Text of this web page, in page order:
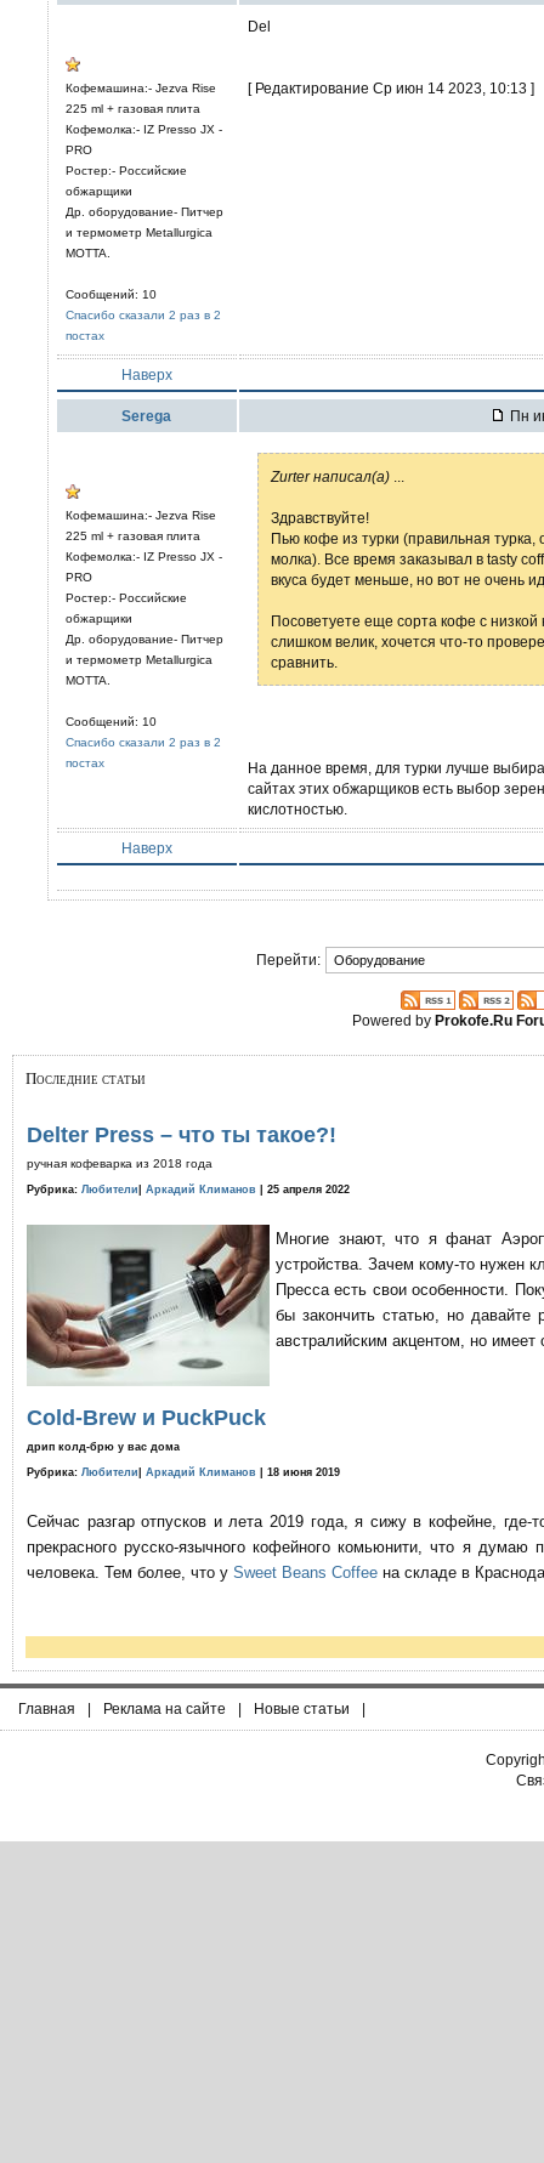
Кофемашина:- Jezva Rise
225 ml + газовая плита
Кофемолка:- IZ Presso JX -
PRO
Ростер:- Российские
обжарщики
Др. оборудование- Питчер
и термометр Metallurgica
MOTTA.
Сообщений: 10
Спасибо сказали 2 раз в 2
постах
Del
[ Редактирование Ср июн 14 2023, 10:13 ]
Наверх
Serega Пн
Кофемашина:- Jezva Rise
225 ml + газовая плита
Кофемолка:- IZ Presso JX -
PRO
Ростер:- Российские
обжарщики
Др. оборудование- Питчер
и термометр Metallurgica
MOTTA.
Сообщений: 10
Спасибо сказали 2 раз в 2
постах
Zurter написал(а)
Здравствуйте!
Пью кофе из турки (правильная
молка). Все время заказывал в tasty
вкуса будет меньше, но вот не очень
Посоветуете еще сорта кофе с
слишком велик, хочется что-то
сравнить.
На данное время, для турки лучше
сайтах этих обжарщиков есть выбор
кислотностью.
Наверх
Перейти:
Powered byProkofe.Ru
Последние статьи
Delter Press – что ты такое?!
ручная кофеварка из 2018 года
Рубрика: Любители Аркадий Климанов | 25 апреля 2022
Многие знают, что я фанат
устройства. Зачем кому-то нужен
Пресса есть свои особенности.
бы закончить статью, но давайте
австралийским акцентом, но имеет
Cold-Brew и PuckPuck
дрип колд-брю у вас дома
Рубрика: Любители Аркадий Климанов | 18 июня 2019
Сейчас разгар отпусков и лета 2019 года, я сижу в кофейне,
прекрасного русско-язычного кофейного комьюнити, что я
человека. Тем более, что у Sweet Beans Coffee на складе в
Главная | Реклама на сайте | Новые статьи |